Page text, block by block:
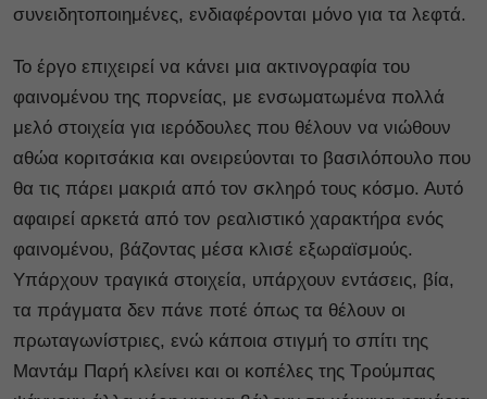
συνειδητοποιημένες, ενδιαφέρονται μόνο για τα λεφτά.
Το έργο επιχειρεί να κάνει μια ακτινογραφία του
φαινομένου της πορνείας, με ενσωματωμένα πολλά
μελό στοιχεία για ιερόδουλες που θέλουν να νιώθουν
αθώα κοριτσάκια και ονειρεύονται το βασιλόπουλο που
θα τις πάρει μακριά από τον σκληρό τους κόσμο. Αυτό
αφαιρεί αρκετά από τον ρεαλιστικό χαρακτήρα ενός
φαινομένου, βάζοντας μέσα κλισέ εξωραϊσμούς.
Υπάρχουν τραγικά στοιχεία, υπάρχουν εντάσεις, βία,
τα πράγματα δεν πάνε ποτέ όπως τα θέλουν οι
πρωταγωνίστριες, ενώ κάποια στιγμή το σπίτι της
Μαντάμ Παρή κλείνει και οι κοπέλες της Τρούμπας